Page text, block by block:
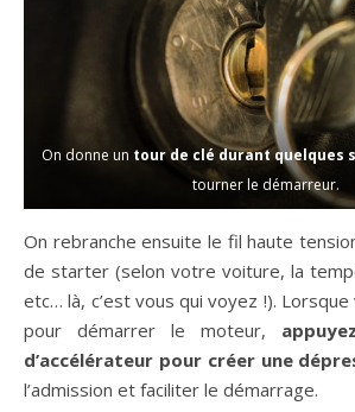
On donne un tour de clé durant quelques
tourner le démarreur.
On rebranche ensuite le fil haute
de starter (selon votre voiture, la
etc… là, c’est vous qui voyez !).
pour démarrer le moteur,
d’accélérateur pour créer une
l’admission et faciliter le démarrage.